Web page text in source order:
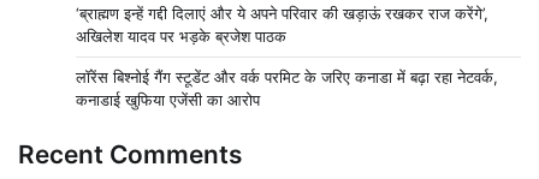
‘ब्राह्मण इन्हें गद्दी दिलाएं और ये अपने परिवार की खड़ाऊं रखकर राज करेंगे’,
अखिलेश यादव पर भड़के ब्रजेश पाठक
लॉरेंस बिश्नोई गैंग स्टूडेंट और वर्क परमिट के जरिए कनाडा में बढ़ा रहा नेटवर्क,
कनाडाई खुफिया एजेंसी का आरोप
Recent Comments